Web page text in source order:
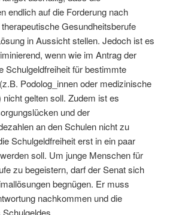
endlich auf die Forderung nach
Gesundheitsberufe
in Aussicht stellen. Jedoch ist es
wenn wie im Antrag der
Schulgeldfreiheit für bestimmte
Podolog_innen oder medizinische
gelten soll. Zudem ist es
und der
an den Schulen nicht zu
Schulgeldfreiheit erst in ein paar
soll. Um junge Menschen für
zu begeistern, darf der Senat sich
begnügen. Er muss
nachkommen und die